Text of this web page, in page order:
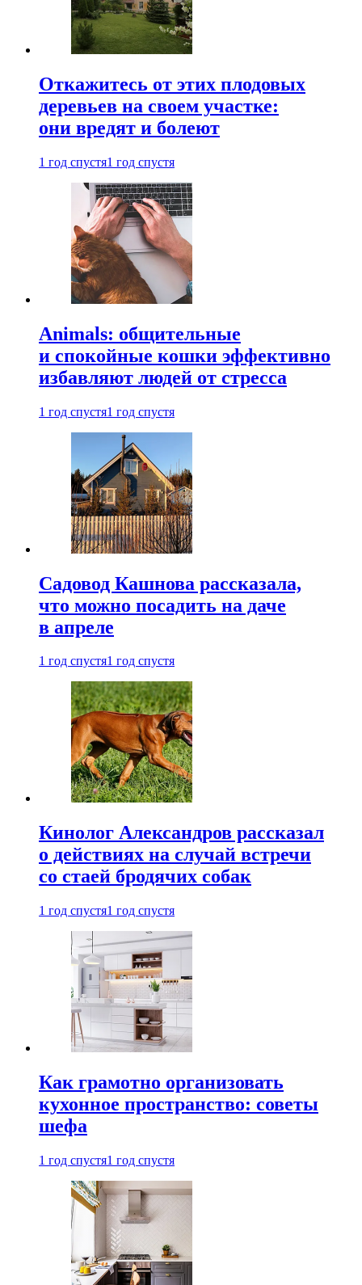
Откажитесь от этих плодовых
деревьев на своем участке:
они вредят и болеют
1 год спустя1 год спустя
Animals: общительные
и спокойные кошки эффективно
избавляют людей от стресса
1 год спустя1 год спустя
Садовод Кашнова рассказала,
что можно посадить на даче
в апреле
1 год спустя1 год спустя
Кинолог Александров рассказал
о действиях на случай встречи
со стаей бродячих собак
1 год спустя1 год спустя
Как грамотно организовать
кухонное пространство: советы
шефа
1 год спустя1 год спустя